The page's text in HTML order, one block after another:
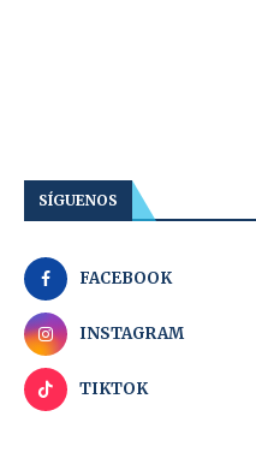
SÍGUENOS
FACEBOOK
INSTAGRAM
TIKTOK